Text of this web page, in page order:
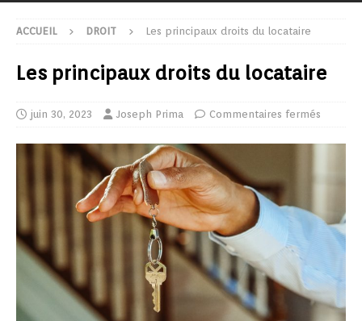
ACCUEIL DROIT Les principaux droits du locataire
Les principaux droits du locataire
juin 30, 2023 Joseph Prima Commentaires fermés